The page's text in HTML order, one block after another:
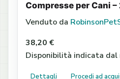
Compresse per Cani
Venduto da
38,20 €
Disponibilità indicata
Dettagli Procedi ad